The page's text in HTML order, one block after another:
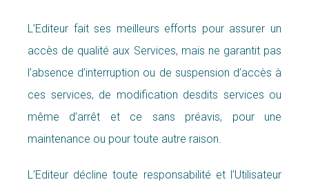
L’Editeur fait ses meilleurs efforts pour assurer un
accès de qualité aux Services, mais ne garantit pas
l’absence d’interruption ou de suspension d’accès à
ces services, de modification desdits services ou
même d’arrêt et ce sans préavis, pour une
maintenance ou pour toute autre raison.
L’Editeur décline toute responsabilité et l’Utilisateur